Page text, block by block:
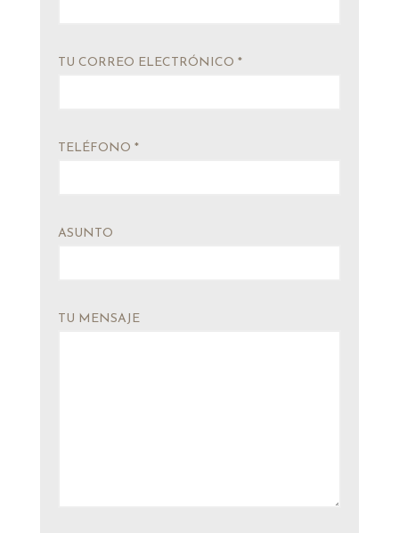
TU CORREO ELECTRÓNICO *
TELÉFONO *
ASUNTO
TU MENSAJE